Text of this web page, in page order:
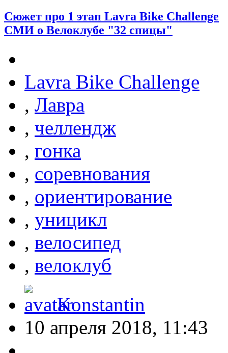
Сюжет про 1 этап Lavra Bike Challenge
СМИ о Велоклубе "32 спицы"
Lavra Bike Challenge
, Лавра
, челлендж
, гонка
, соревнования
, ориентирование
, уницикл
, велосипед
, велоклуб
Konstantin
10 апреля 2018, 11:43